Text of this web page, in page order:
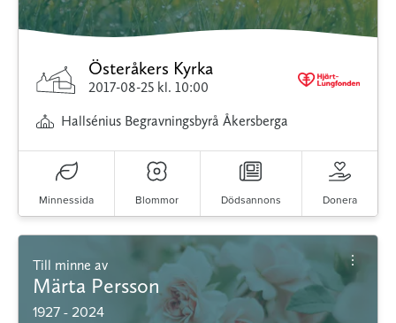
Österåkers Kyrka
2017-08-25 kl. 10:00
Hallsénius Begravningsbyrå Åkersberga
Minnessida Blommor Dödsannons Donera
Till minne av
Märta Persson
1927 - 2024